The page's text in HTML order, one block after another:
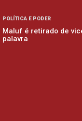
POLÍTICA E PODER
Maluf é retirado de
palavra